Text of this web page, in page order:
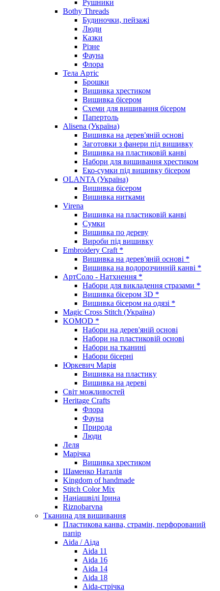
Рушники
Bothy Threads
Будиночки, пейзажі
Люди
Казки
Різне
Фауна
Флора
Тела Артіс
Брошки
Вишивка хрестиком
Вишивка бісером
Схеми для вишивання бісером
Папертоль
Alisena (Україна)
Вишивка на дерев'яній основі
Заготовки з фанери під вишивку
Вишивка на пластиковій канві
Набори для вишивання хрестиком
Еко-сумки під вишивку бісером
OLANTA (Україна)
Вишивка бісером
Вишивка нитками
Virena
Вишивка на пластиковій канві
Сумки
Вишивка по дереву
Вироби під вишивку
Embroidery Craft *
Вишивка на дерев'яній основі *
Вишивка на водорозчинній канві *
АртСоло - Натхнення *
Набори для викладення стразами *
Вишивка бісером 3D *
Вишивка бісером на одязі *
Magic Cross Stitch (Україна)
KOMOD *
Набори на дерев'яній основі
Набори на пластиковій основі
Набори на тканині
Набори бісерні
Юркевич Марія
Вишивка на пластику
Вишивка на дереві
Світ можливостей
Heritage Crafts
Флора
Фауна
Природа
Люди
Леля
Марічка
Вишивка хрестиком
Шаменко Наталія
Kingdom of handmade
Stitch Color Mix
Наніашвілі Ірина
Riznobarvna
Тканина для вишивання
Пластикова канва, страмін, перфорований
папір
Aida / Аіда
Aida 11
Aida 16
Aida 14
Aida 18
Aida-стрічка